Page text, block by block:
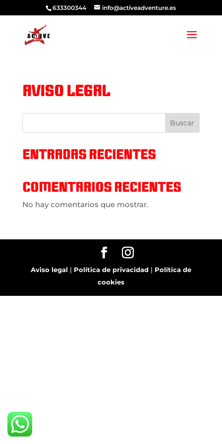
633300344 info@activeadventure.es
AVISO LEGAL
Buscar
ENTRADAS RECIENTES
COMENTARIOS RECIENTES
No hay comentarios que mostrar.
Aviso legal | Política de privacidad | Política de
cookies